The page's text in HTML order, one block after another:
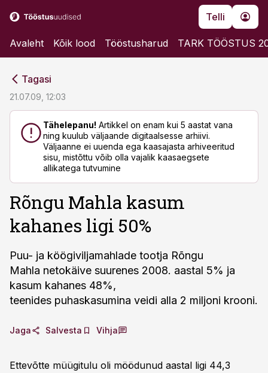
Telli
Avaleht Kõik lood Tööstusharud TARK TÖÖSTUS
Tagasi
21.07.09, 12:03
Tähelepanu! Artikkel on enam kui 5 aastat vana
ning kuulub väljaande digitaalsesse arhiivi.
Väljaanne ei uuenda ega kaasajasta arhiveeritud
sisu, mistõttu võib olla vajalik kaasaegsete
allikatega tutvumine
Rõngu Mahla kasum
kahanes ligi 50%
Puu- ja köögiviljamahlade tootja Rõngu
Mahla netokäive suurenes 2008. aastal 5% ja
kasum kahanes 48%,
teenides puhaskasumina veidi alla 2 miljoni krooni.
Jaga Salvesta Vihja
Ettevõtte müügitulu oli möödunud aastal ligi 44,3